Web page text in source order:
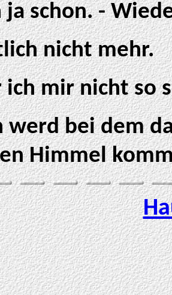
ja schon. -
nicht mehr.
ich mir nicht so
werd bei dem
Himmel